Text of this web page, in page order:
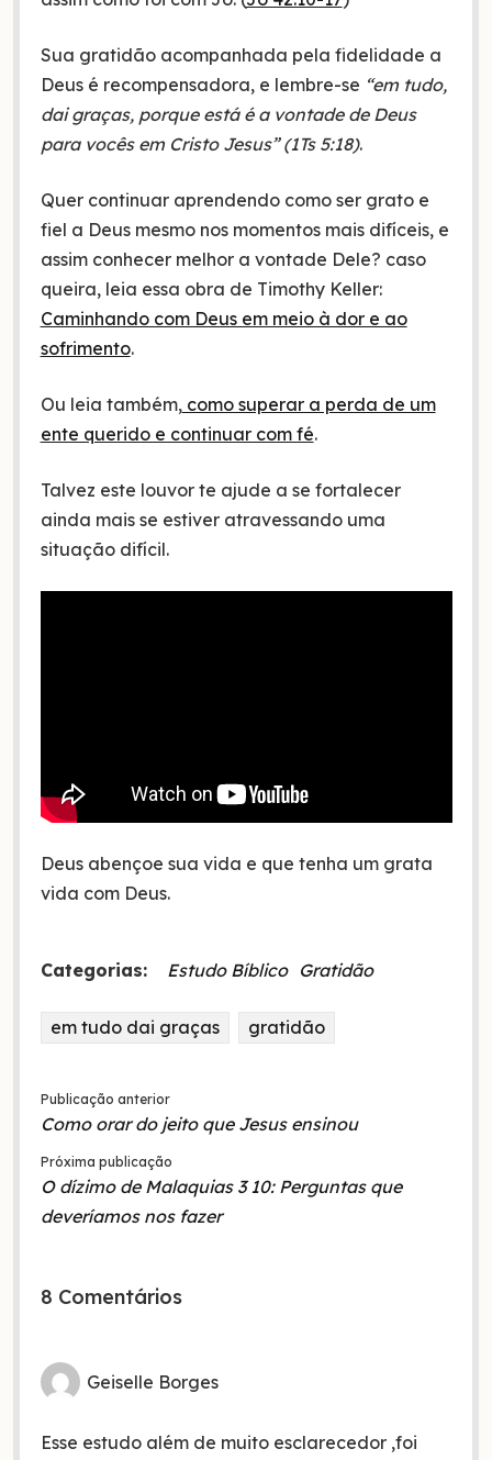
Sua gratidão acompanhada pela fidelidade a
Deus é recompensadora, e lembre-se “em tudo,
dai graças, porque está é a vontade de Deus
para vocês em Cristo Jesus” (1Ts 5:18).
Quer continuar aprendendo como ser grato e
fiel a Deus mesmo nos momentos mais difíceis, e
assim conhecer melhor a vontade Dele? caso
queira, leia essa obra de Timothy Keller:
Caminhando com Deus em meio à dor e ao
sofrimento.
Ou leia também,como superar a perda de um
ente querido e continuar com fé.
Talvez este louvor te ajude a se fortalecer
ainda mais se estiver atravessando uma
situação difícil.
Deus abençoe sua vida e que tenha um grata
vida com Deus.
Categorias: Estudo Bíblico Gratidão
em tudo dai graças gratidão
Publicação anterior
Como orar do jeito que Jesus ensinou
Próxima publicação
O dízimo de Malaquias 3 10: Perguntas que
deveríamos nos fazer
8 Comentários
Geiselle Borges
Esse estudo além de muito esclarecedor ,foi